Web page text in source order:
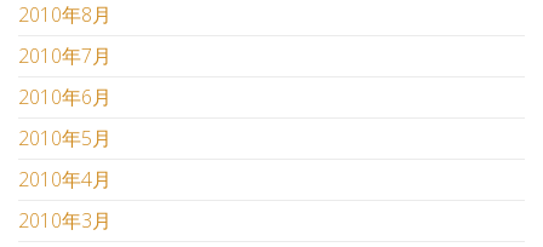
2010年8月
2010年7月
2010年6月
2010年5月
2010年4月
2010年3月